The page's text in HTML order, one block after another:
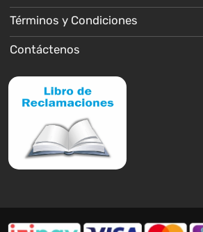
Términos y Condiciones
Contáctenos